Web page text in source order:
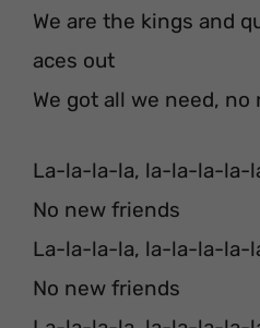
We are the kings and
aces out
We got all we need,
La-la-la-la, la-la-la-la-
No new friends
La-la-la-la, la-la-la-la-
No new friends